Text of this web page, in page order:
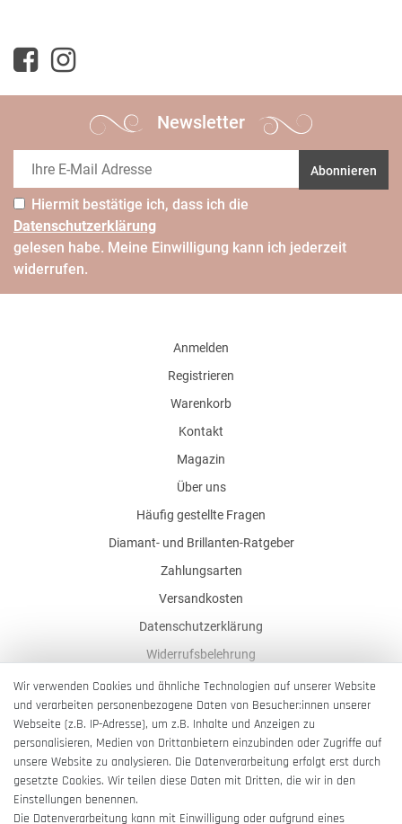
Newsletter
Abonnieren
Hiermit bestätige ich, dass ich die
Daten­schutz­erklärung
gelesen habe. Meine Einwilligung kann ich jederzeit
widerrufen.
Anmelden
Registrieren
Warenkorb
Kontakt
Magazin
Über uns
Häufig gestellte Fragen
Diamant- und Brillanten-Ratgeber
Zahlungsarten
Versandkosten
Datenschutzerklärung
Widerrufsbelehrung
AGB
Impressum
Barrierefreiheitserklärung
Wir verwenden Cookies und ähnliche Technologien auf unserer Website
und verarbeiten personenbezogene Daten von Besucher:innen unserer
Webseite (z.B. IP-Adresse), um z.B. Inhalte und Anzeigen zu
personalisieren, Medien von Drittanbietern einzubinden oder Zugriffe auf
unsere Website zu analysieren. Die Datenverarbeitung erfolgt erst durch
gesetzte Cookies. Wir teilen diese Daten mit Dritten, die wir in den
Einstellungen benennen.
Die Datenverarbeitung kann mit Einwilligung oder aufgrund eines